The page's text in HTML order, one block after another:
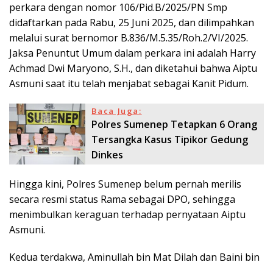
perkara dengan nomor 106/Pid.B/2025/PN Smp
didaftarkan pada Rabu, 25 Juni 2025, dan dilimpahkan
melalui surat bernomor B.836/M.5.35/Roh.2/VI/2025.
Jaksa Penuntut Umum dalam perkara ini adalah Harry
Achmad Dwi Maryono, S.H., dan diketahui bahwa Aiptu
Asmuni saat itu telah menjabat sebagai Kanit Pidum.
Baca Juga:
Polres Sumenep Tetapkan 6 Orang
Tersangka Kasus Tipikor Gedung
Dinkes
Hingga kini, Polres Sumenep belum pernah merilis
secara resmi status Rama sebagai DPO, sehingga
menimbulkan keraguan terhadap pernyataan Aiptu
Asmuni.
Kedua terdakwa, Aminullah bin Mat Dilah dan Baini bin